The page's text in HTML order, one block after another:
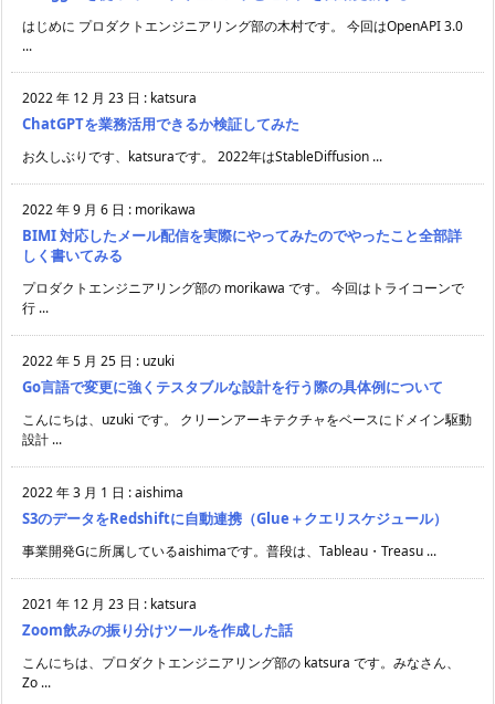
はじめに プロダクトエンジニアリング部の木村です。 今回はOpenAPI 3.0
...
2022 年 12 月 23 日 : katsura
ChatGPTを業務活用できるか検証してみた
お久しぶりです、katsuraです。 2022年はStableDiffusion ...
2022 年 9 月 6 日 : morikawa
BIMI 対応したメール配信を実際にやってみたのでやったこと全部詳
しく書いてみる
プロダクトエンジニアリング部の morikawa です。 今回はトライコーンで
行 ...
2022 年 5 月 25 日 : uzuki
Go言語で変更に強くテスタブルな設計を行う際の具体例について
こんにちは、uzuki です。 クリーンアーキテクチャをベースにドメイン駆動
設計 ...
2022 年 3 月 1 日 :aishima
S3のデータをRedshiftに自動連携（Glue＋クエリスケジュール）
事業開発Gに所属しているaishimaです。普段は、Tableau・Treasu ...
2021 年 12 月 23 日 : katsura
Zoom飲みの振り分けツールを作成した話
こんにちは、プロダクトエンジニアリング部の katsura です。みなさん、
Zo ...